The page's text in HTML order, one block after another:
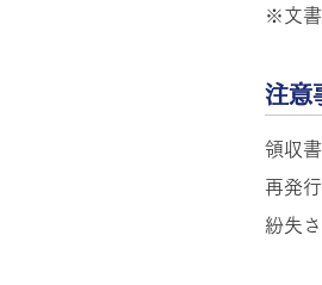
※文書
注意
領収
再発
紛失